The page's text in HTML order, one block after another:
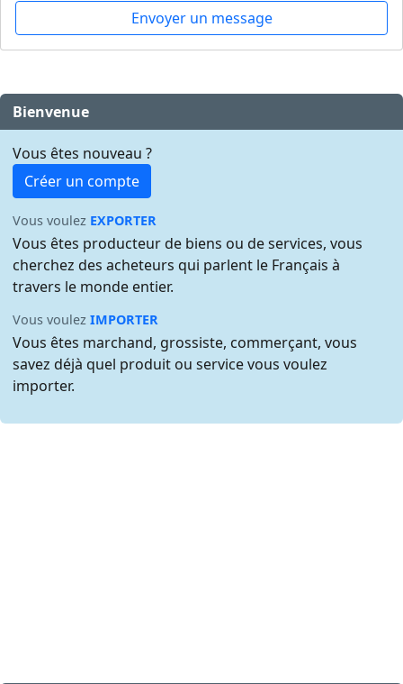
Envoyer un message
Bienvenue
Vous êtes nouveau ?
Créer un compte
Vous voulez EXPORTER
Vous êtes producteur de biens ou de services, vous
cherchez des acheteurs qui parlent le Français à
travers le monde entier.
Vous voulezIMPORTER
Vous êtes marchand, grossiste, commerçant, vous
savez déjà quel produit ou service vous voulez
importer.